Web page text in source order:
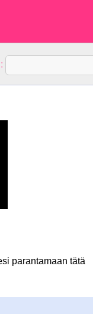
parantamaan tätä